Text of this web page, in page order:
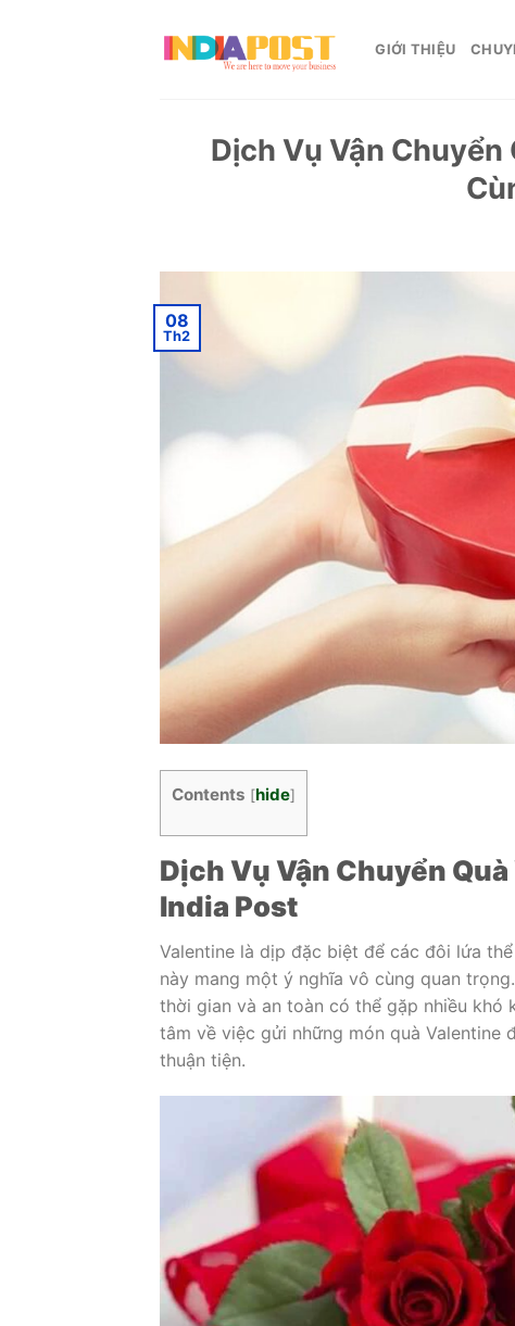
GIỚI THIỆU
Dịch Vụ Vận
08
Th2
Contents [hide]
Dịch Vụ Vận Chuyển
India Post
Valentine là dịp đặc biệt để các đôi lứa
này mang một ý nghĩa vô cùng quan
thời gian và an toàn có thể gặp nhiều khó
tâm về việc gửi những món quà Valentine
thuận tiện.